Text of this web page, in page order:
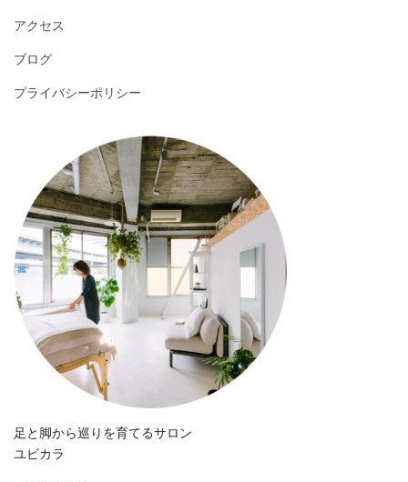
アクセス
ブログ
プライバシーポリシー
足と脚から巡りを育てるサロン
ユビカラ